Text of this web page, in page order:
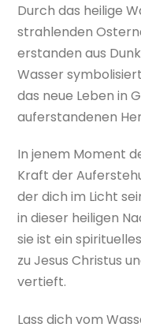
Durch das heilige
strahlenden
erstanden aus
Wasser
das neue Leben in
auferstandenen
In jenem Moment
Kraft der
der dich im Licht
in dieser heiligen
sie ist ein
zu Jesus Christus
vertieft.
Lass dich vom